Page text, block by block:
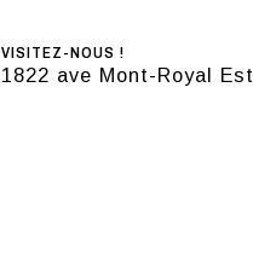
VISITEZ-NOUS !
1822 ave Mont-Royal Est